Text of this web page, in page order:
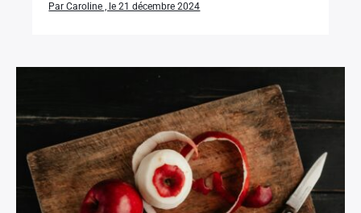
Par Caroline , le 21 décembre 2024